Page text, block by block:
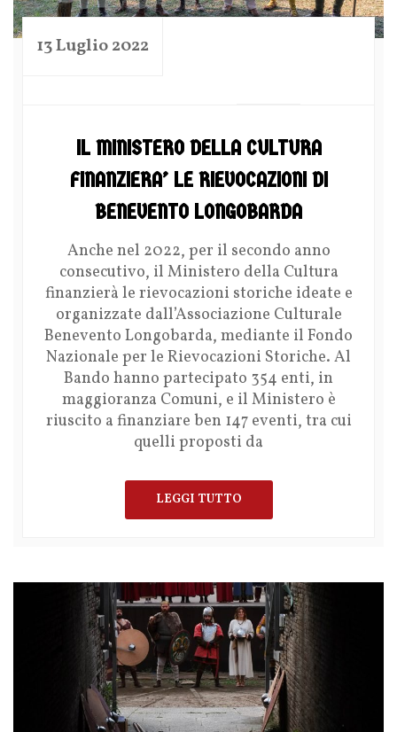
13 Luglio 2022
IL MINISTERO DELLA CULTURA
FINANZIERA’ LE RIEVOCAZIONI DI
BENEVENTO LONGOBARDA
Anche nel 2022, per il secondo anno
consecutivo, il Ministero della Cultura
finanzierà le rievocazioni storiche ideate e
organizzate dall’Associazione Culturale
Benevento Longobarda, mediante il Fondo
Nazionale per le Rievocazioni Storiche. Al
Bando hanno partecipato 354 enti, in
maggioranza Comuni, e il Ministero è
riuscito a finanziare ben 147 eventi, tra cui
quelli proposti da
LEGGI TUTTO